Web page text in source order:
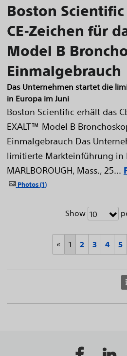
Boston
CE-Zeichen für
Model B
Einmalgebrauch
Das Unternehmen startet die
in Europa im Juni
Boston Scientific erhält das
EXALT™ Model B
Einmalgebrauch Das
limitierte Markteinführung in
MARLBOROUGH, Mass., 25...
Photos 1
Show 10
« 1 2 3 4 5